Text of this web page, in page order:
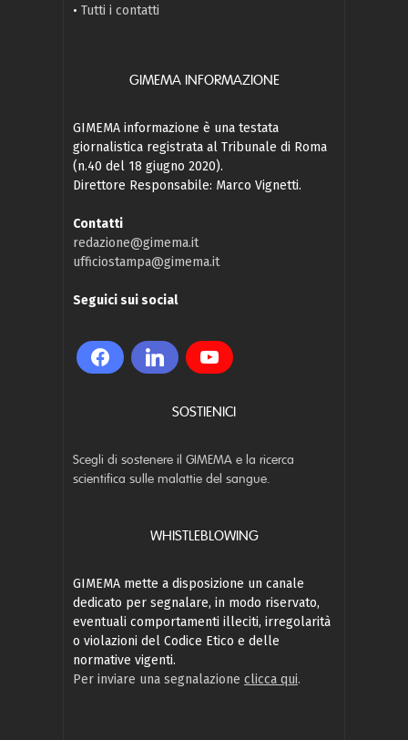
• Tutti i contatti
GIMEMA INFORMAZIONE
GIMEMA informazione è una testata
giornalistica registrata al Tribunale di Roma
(n.40 del 18 giugno 2020).
Direttore Responsabile: Marco Vignetti.
Contatti
redazione@gimema.it
ufficiostampa@gimema.it
Seguici sui social
SOSTIENICI
Scegli di sostenere il GIMEMA e la ricerca
scientifica sulle malattie del sangue.
WHISTLEBLOWING
GIMEMA mette a disposizione un canale
dedicato per segnalare, in modo riservato,
eventuali comportamenti illeciti, irregolarità
o violazioni del Codice Etico e delle
normative vigenti.
Per inviare una segnalazione clicca qui.